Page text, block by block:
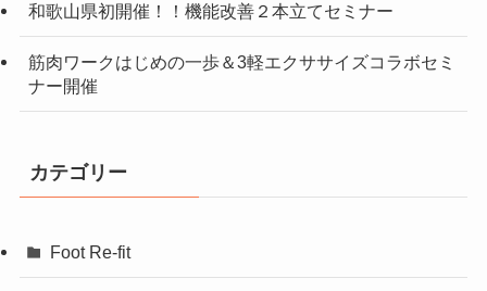
和歌山県初開催！！機能改善２本立てセミナー
筋肉ワークはじめの一歩＆3軽エクササイズコラボセミ
ナー開催
カテゴリー
Foot Re-fit